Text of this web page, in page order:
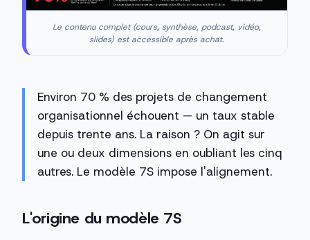
Le contenu complet (cours, synthèse, podcast, vidéo,
slides) est accessible après achat.
Environ 70 % des projets de changement
organisationnel échouent — un taux stable
depuis trente ans. La raison ? On agit sur
une ou deux dimensions en oubliant les cinq
autres. Le modèle 7S impose l'alignement.
L'origine du modèle 7S